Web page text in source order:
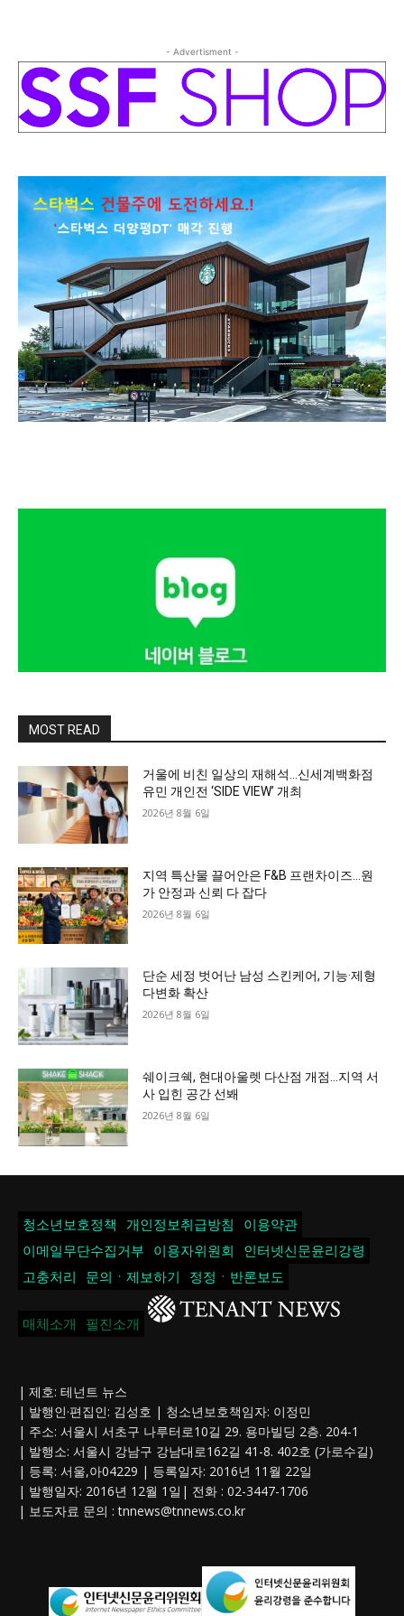
- Advertisment -
MOST READ
거울에 비친 일상의 재해석…신세계백화점
유민 개인전 ‘SIDE VIEW’ 개최
2026년 8월 6일
지역 특산물 끌어안은 F&B 프랜차이즈…원
가 안정과 신뢰 다 잡다
2026년 8월 6일
단순 세정 벗어난 남성 스킨케어, 기능·제형
다변화 확산
2026년 8월 6일
쉐이크쉑, 현대아울렛 다산점 개점…지역 서
사 입힌 공간 선봬
2026년 8월 6일
청소년보호정책 개인정보취급방침
이용약관
이메일무단수집거부
이용자위원회
인터넷신문윤리강령
고충처리
문의ㆍ제보하기 정정ㆍ반론보도
매체소개 필진소개
| 제호: 테넌트 뉴스
| 발행인·편집인: 김성호 | 청소년보호책임자: 이정민
| 주소: 서울시 서초구 나루터로10길 29. 용마빌딩 2층. 204-1
| 발행소: 서울시 강남구 강남대로162길 41-8. 402호 (가로수길)
| 등록: 서울,아04229 | 등록일자: 2016년 11월 22일
| 발행일자: 2016년 12월 1일| 전화 : 02-3447-1706
| 보도자료 문의 :tnnews@tnnews.co.kr